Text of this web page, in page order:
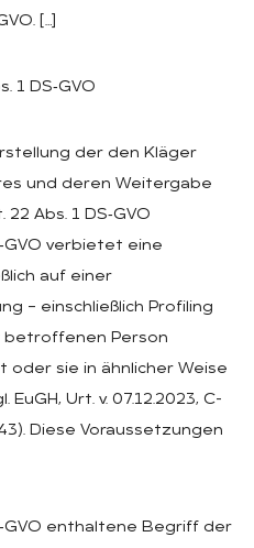
[…]
1 DS‑GVO
der den Kläger
und deren Weitergabe
Abs. 1 DS‑GVO
verbietet eine
auf einer
– einschließlich Profiling
Person
sie in ähnlicher Weise
Urt. v. 07.12.2023, C-
Diese Voraussetzungen
enthaltene Begriff der